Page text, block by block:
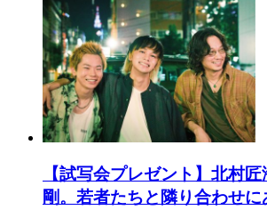
【試写会プレゼント】北村
剛。若者たちと隣り合わせに